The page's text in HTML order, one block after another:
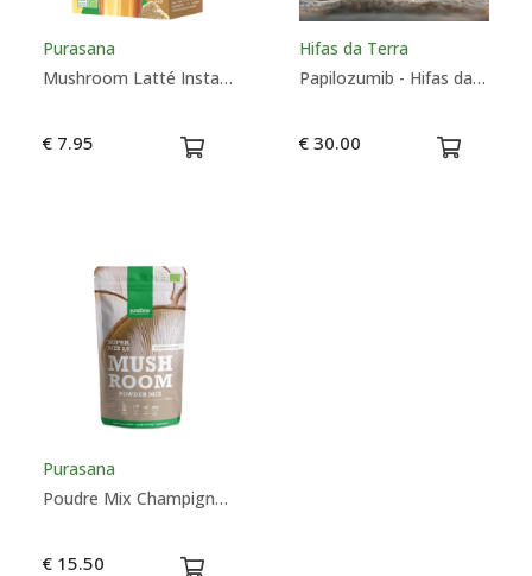
Purasana
Mushroom Latté Instantané - Purasana
€ 7.95
Hifas da Terra
Papilozumib - Hifas da Terra
€ 30.00
Purasana
Poudre Mix Champignon - Purasana
€ 15.50